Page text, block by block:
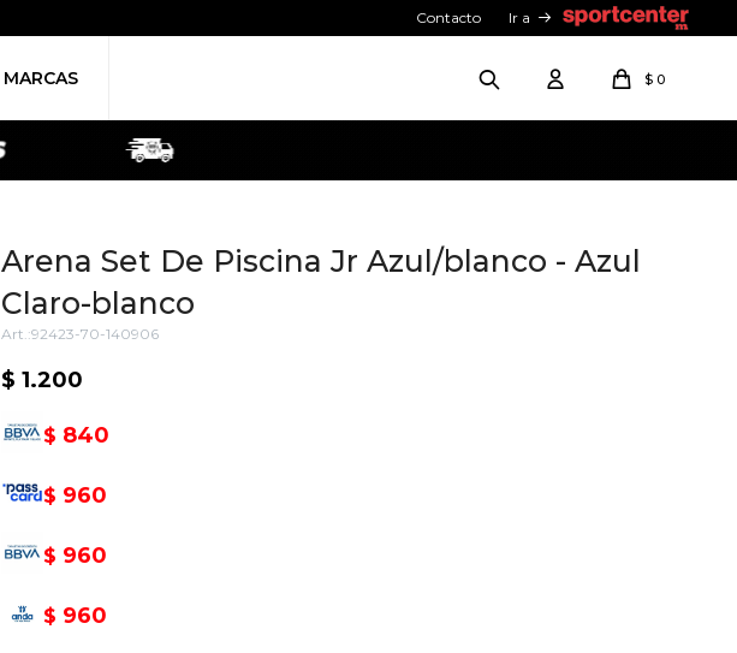
MARCAS $ 0
Contacto Ir a
Arena Set De Piscina Jr Azul/blanco - Azul
Claro-blanco
92423-70-140906
$ 1.200
$ 840
$ 960
$ 960
$ 960